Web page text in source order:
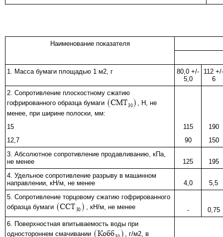
Наименование показателя
1. Масса бумаги площадью 1 м2, г
80,0 +/-
5,0
112 +/-
6
2. Сопротивление плоскостному сжатию
гофрированного образца бумаги
, Н, не
менее, при ширине полоски, мм:
15
115
190
12,7
90
150
3. Абсолютное сопротивление продавливанию, кПа,
не менее
125
195
4. Удельное сопротивление разрыву в машинном
направлении, кН/м, не менее
4,0
5,5
5. Сопротивление торцовому сжатию гофрированного
образца бумаги
, кН/м, не менее -
0,75
6. Поверхностная впитываемость воды при
одностороннем смачивании
, г/м2, в